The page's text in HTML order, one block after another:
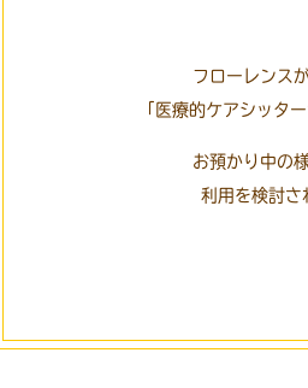
フローレンス
「医療的ケアシッタ
お預かり中の
利用を検討さ